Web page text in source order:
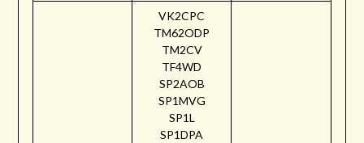
VK2CPC
TM62ODP
TM2CV
TF4WD
SP2AOB
SP1MVG
SP1L
SP1DPA